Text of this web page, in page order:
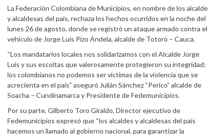
La Federación Colombiana de Municipios, en nombre de los alcalde
y alcaldesas del país, rechaza los hechos ocurridos en la noche del
lunes 26 de agosto, donde se registró un ataque armado contra el
vehículo de Jorge Luis Pizo Andela, alcalde de Totoró – Cauca.
“Los mandatarios locales nos solidarizamos con el Alcalde Jorge
Luís y sus escoltas que valerosamente protegieron su integridad;
los colombianos no podemos ser víctimas de la violencia que se
acrecienta en el país” aseguró Julián Sánchez “Perico” alcalde de
Soacha – Cundinamarca y Presidente de Fedemunicipios.
Por su parte, Gilberto Toro Giraldo, Director ejecutivo de
Fedemunicipios expresó que “los alcaldes y alcaldesas del país
hacemos un llamado al gobierno nacional, para garantizar la